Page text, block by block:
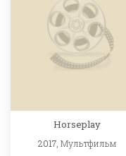
Horseplay
2017, Мультфильм